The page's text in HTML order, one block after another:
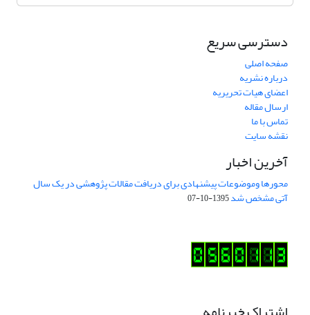
دسترسی سریع
صفحه اصلی
درباره نشریه
اعضای هیات تحریریه
ارسال مقاله
تماس با ما
نقشه سایت
آخرین اخبار
محورها وموضوعات پیشنهادی برای دریافت مقالات پژوهشی در یک سال
آتی مشخص شد1395-10-07